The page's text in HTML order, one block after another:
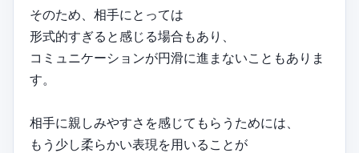
そのため、相手にとっては
形式的すぎると感じる場合もあり、
コミュニケーションが円滑に進まないこともありま
す。
相手に親しみやすさを感じてもらうためには、
もう少し柔らかい表現を用いることが